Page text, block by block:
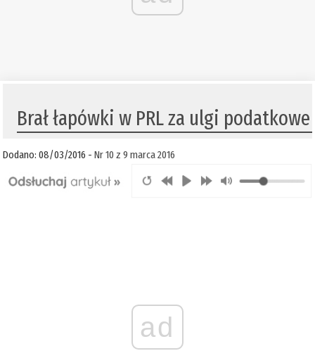
Brał łapówki w PRL za ulgi podatkowe
Dodano: 08/03/2016 -Nr 10 z 9 marca 2016
ad